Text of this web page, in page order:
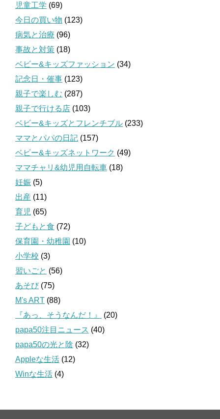
児童工学 (69)
今日の買い物 (123)
病気と治療 (96)
事故と対策 (18)
ベビー&キッズファッション (34)
記念日・催事 (123)
親子で楽しむ (287)
親子で行ける店 (103)
ベビー&キッズとフレンチブル (233)
ママとパパの日記 (157)
ベビー&キッズネットワーク (49)
ママチャリ&幼児用自転車 (18)
妊娠 (5)
出産 (11)
育児 (65)
子どもと食 (72)
保育園・幼稚園 (10)
小学校 (3)
習いごと (56)
あそび(75)
M's ART (88)
『あっ、そうなんだ！』
(20)
papa50注目ニュース (40)
papa50の光と陰 (32)
Appleな生活 (12)
Winな生活 (4)